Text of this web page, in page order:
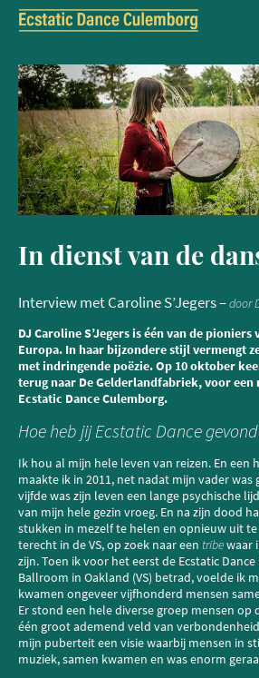
In dienst van de
Interview met Caroline S’Jegers –door
DJ Caroline S’Jegers is één van de
Europa. In haar bijzondere stijl vermengt
met indringende poëzie. Op 10 oktober
terug naar De Gelderlandfabriek, voor een
Ecstatic Dance Culemborg.
Hoe heb jij Ecstatic Dance
Ik hou al mijn hele leven van reizen. En een
maakte ik in 2011, net nadat mijn vader was
vijfde was zijn leven een lange psychische
van mijn hele gezin vroeg. En na zijn dood
stukken in mezelf te helen en opnieuw uit
terecht in de VS, op zoek naar een tribewaar
zijn. Toen ik voor het eerst de Ecstatic Dance
Ballroom in Oakland (VS) betrad, voelde ik
kwamen ongeveer vijfhonderd mensen
Er stond een hele diverse groep mensen op
één groot ademend veld van
mijn puberteit een visie waarbij mensen in
muziek, samen kwamen en was enorm